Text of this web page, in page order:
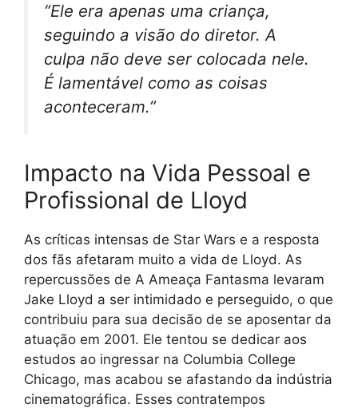
“Ele era apenas uma criança,
seguindo a visão do diretor. A
culpa não deve ser colocada nele.
É lamentável como as coisas
aconteceram.”
Impacto na Vida Pessoal e
Profissional de Lloyd
As críticas intensas de Star Wars e a resposta
dos fãs afetaram muito a vida de Lloyd. As
repercussões de A Ameaça Fantasma levaram
Jake Lloyd a ser intimidado e perseguido, o que
contribuiu para sua decisão de se aposentar da
atuação em 2001. Ele tentou se dedicar aos
estudos ao ingressar na Columbia College
Chicago, mas acabou se afastando da indústria
cinematográfica. Esses contratempos